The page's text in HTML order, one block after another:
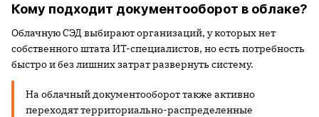
Кому подходит документооборот в облаке?
Облачную СЭД выбирают организаций, у которых нет
собственного штата ИТ-специалистов, но есть потребность
быстро и без лишних затрат развернуть систему.
На облачный документооборот также активно
переходят территориально-распределенные